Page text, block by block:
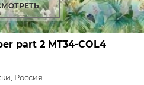
part 2MT34-COL4
Россия